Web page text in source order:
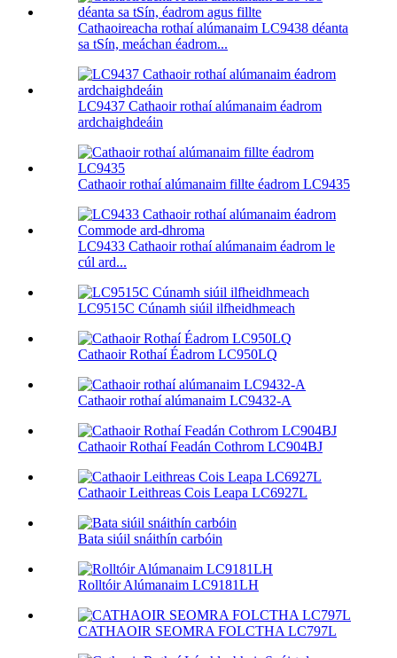
Cathaoireacha rothaí alúmanaim LC9438 déanta
sa tSín, meáchan éadrom...
LC9437 Cathaoir rothaí alúmanaim éadrom
ardchaighdeáin
Cathaoir rothaí alúmanaim fillte éadrom LC9435
LC9433 Cathaoir rothaí alúmanaim éadrom le
cúl ard...
LC9515C Cúnamh siúil ilfheidhmeach
Cathaoir Rothaí Éadrom LC950LQ
Cathaoir rothaí alúmanaim LC9432-A
Cathaoir Rothaí Feadán Cothrom LC904BJ
Cathaoir Leithreas Cois Leapa LC6927L
Bata siúil snáithín carbóin
Rolltóir Alúmanaim LC9181LH
CATHAOIR SEOMRA FOLCTHA LC797L